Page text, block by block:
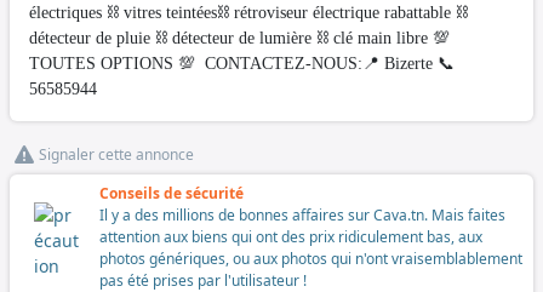
électriques ⛓️ vitres teintées⛓️ rétroviseur électrique rabattable ⛓️
détecteur de pluie ⛓️ détecteur de lumière ⛓️ clé main libre 💯
TOUTES OPTIONS 💯 CONTACTEZ-NOUS:📍 Bizerte 📞
56585944
Signaler cette annonce
Conseils de sécurité
Il y a des millions de bonnes affaires sur Cava.tn. Mais faites
attention aux biens qui ont des prix ridiculement bas, aux
photos génériques, ou aux photos qui n'ont vraisemblablement
pas été prises par l'utilisateur !